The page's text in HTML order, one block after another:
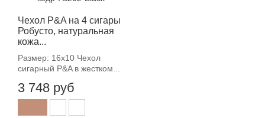
Чехол P&A на 4 сигары
Робусто, натуральная
кожа...
Размер: 16х10 Чехол
сигарный P&A в жестком...
3 748 руб